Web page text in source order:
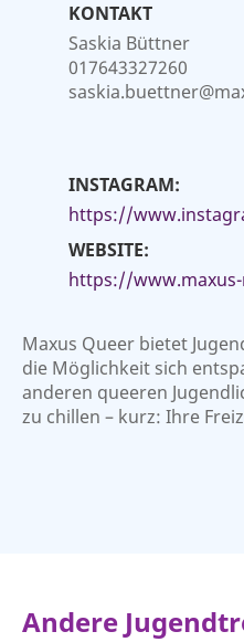
KONTAKT
Saskia Büttner
017643327260
INSTAGRAM:
https://
WEBSITE:
https://
Maxus Queer bietet
die Möglichkeit sich
anderen queeren
zu chillen – kurz: Ihre
Andere